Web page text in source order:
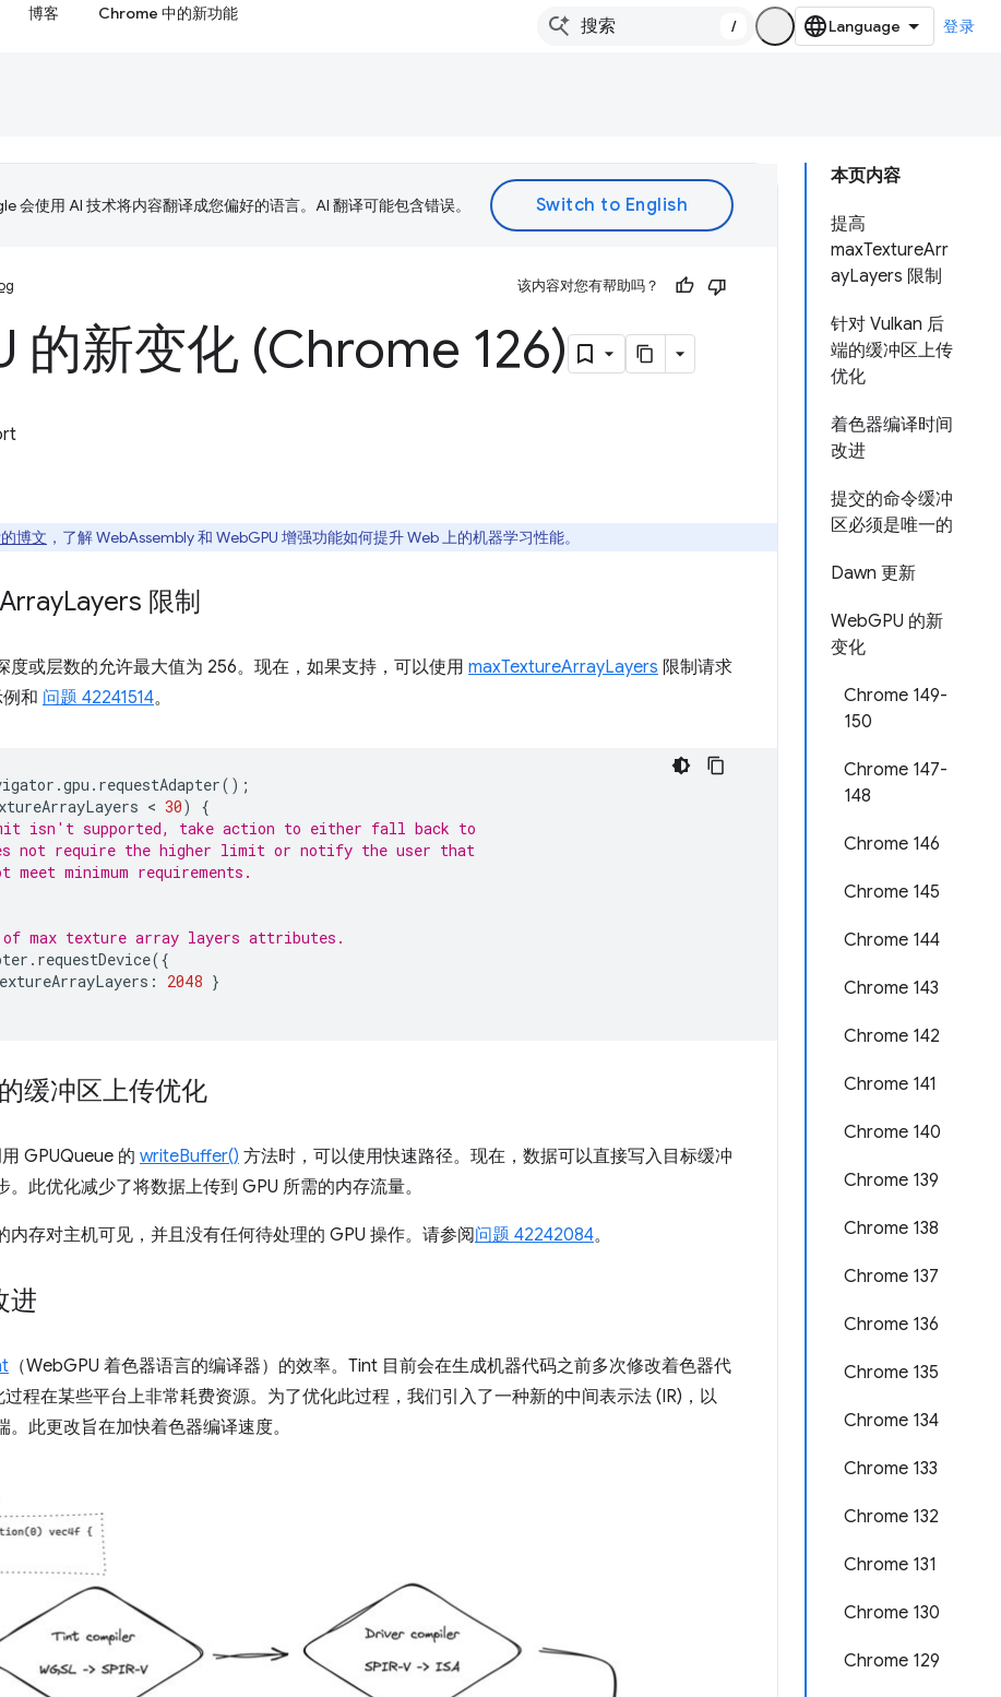
博客 Chrome 中的新功能
/ 登录
本页内容
提高
maxTextureArr
ayLayers 限制
针对 Vulkan 后
端的缓冲区上传
优化
着色器编译时间
改进
提交的命令缓冲
区必须是唯一的
Dawn 更新
WebGPU 的新
变化
Chrome 149-
150
Chrome 147-
148
Chrome 146
Chrome 145
Chrome 144
Chrome 143
Chrome 142
Chrome 141
Chrome 140
Chrome 139
Chrome 138
Chrome 137
Chrome 136
Chrome 135
Chrome 134
Chrome 133
Chrome 132
Chrome 131
Chrome 130
Chrome 129
会使用 AI 技术将内容翻译成您偏好的语言。AI 翻译可能包含错误。
该内容对您有帮助吗？
的新变化 (Chrome 126)
博文 ，了解 WebAssembly 和 WebGPU 增强功能如何提升 Web 上的机器学习性能。
ArrayLayers 限制
度或层数的允许最大值为 256。现在，如果支持，可以使用 maxTextureArrayLayers 限制请求
和 问题 42241514。
.gpu . requestAdapter();
< 30)
{
isn't supported, take action to either fall back to
not require the higher limit or notify the user that
minimum requirements.
max texture array layers attributes.
. requestDevice({
: 2048 }
缓冲区上传优化
GPUQueue 的 writeBuffer() 方法时，可以使用快速路径。现在，数据可以直接写入目标缓冲
此优化减少了将数据上传到 GPU 所需的内存流量。
内存对主机可见，并且没有任何待处理的 GPU 操作。请参阅问题 42242084。
进
（WebGPU 着色器语言的编译器）的效率。Tint 目前会在生成机器代码之前多次修改着色器代
程在某些平台上非常耗费资源。为了优化此过程，我们引入了一种新的中间表示法 (IR)，以
此更改旨在加快着色器编译速度。